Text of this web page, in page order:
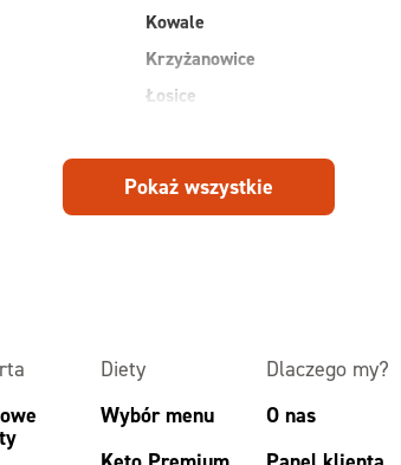
Kowale
Krzyżanowice
Łosice
Pokaż wszystkie
Diety
Wybór menu
Dlaczego my?
O nas